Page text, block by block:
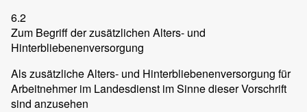
6.2
Zum Begriff der zusätzlichen Alters- und
Hinterbliebenenversorgung
Als zusätzliche Alters- und Hinterbliebenenversorgung für
Arbeitnehmer im Landesdienst im Sinne dieser Vorschrift
sind anzusehen